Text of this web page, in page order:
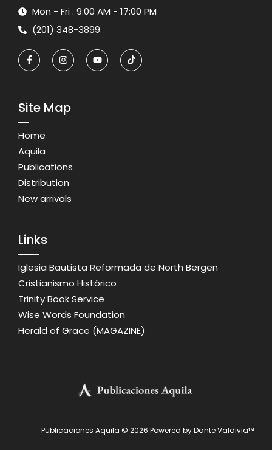
Mon - Fri : 9:00 AM - 17:00 PM
(201) 348-3899
Site Map
Home
Aquila
Publications
Distribution
New arrivals
Links
Iglesia Bautista Reformada de North Bergen
Cristianismo Histórico
Trinity Book Service
Wise Words Foundation
Herald of Grace (MAGAZINE)
Publicaciones Aquila © 2026 Powered byDante Valdivia™